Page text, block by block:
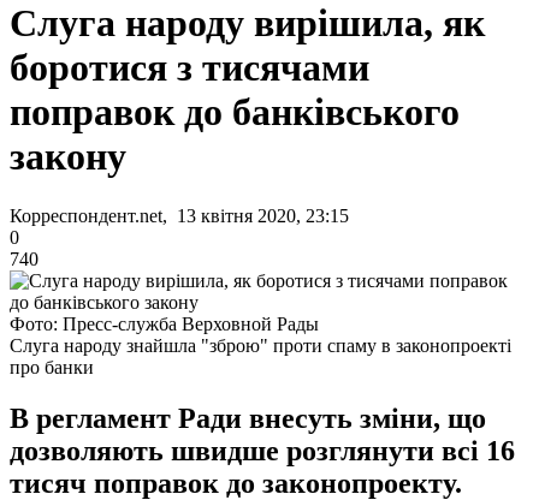
Слуга народу вирішила, як
боротися з тисячами
поправок до банківського
закону
Корреспондент.net, 13 квітня 2020, 23:15
0
740
Фото: Пресс-служба Верховной Рады
Слуга народу знайшла "зброю" проти спаму в законопроекті
про банки
В регламент Ради внесуть зміни, що
дозволяють швидше розглянути всі 16
тисяч поправок до законопроекту.